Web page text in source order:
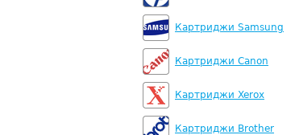
Картриджи Samsung
Картриджи Canon
Картриджи Xerox
Картриджи Brother